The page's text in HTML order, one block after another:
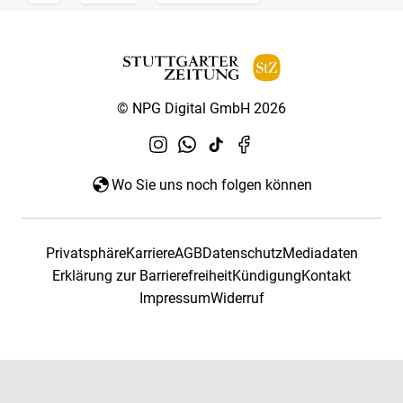
© NPG Digital GmbH 2026
Wo Sie uns noch folgen können
PrivatsphäreKarriereAGBDatenschutzMediadaten
Erklärung zur BarrierefreiheitKündigungKontakt
ImpressumWiderruf